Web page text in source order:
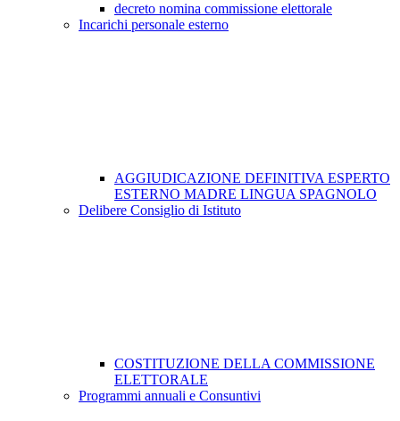
decreto nomina commissione elettorale
Incarichi personale esterno
AGGIUDICAZIONE DEFINITIVA ESPERTO
ESTERNO MADRE LINGUA SPAGNOLO
Delibere Consiglio di Istituto
COSTITUZIONE DELLA COMMISSIONE
ELETTORALE
Programmi annuali e Consuntivi